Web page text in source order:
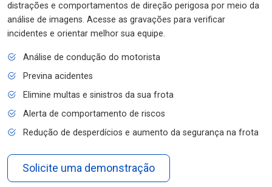
distrações e comportamentos de direção perigosa por meio da
análise de imagens. Acesse as gravações para verificar
incidentes e orientar melhor sua equipe.
Análise de condução do motorista
Previna acidentes
Elimine multas e sinistros da sua frota
Alerta de comportamento de riscos
Redução de desperdícios e aumento da segurança na frota
Solicite uma demonstração